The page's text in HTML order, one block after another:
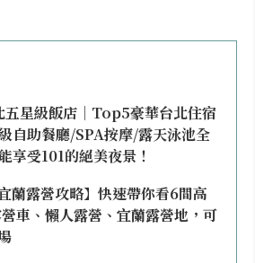
星級飯店｜Top5豪華台北住宿
自助餐廳/SPA按摩/露天泳池全
享受101的絕美夜景！
宜蘭露營攻略】快速帶你看6間高
車、懶人露營、宜蘭露營地，可